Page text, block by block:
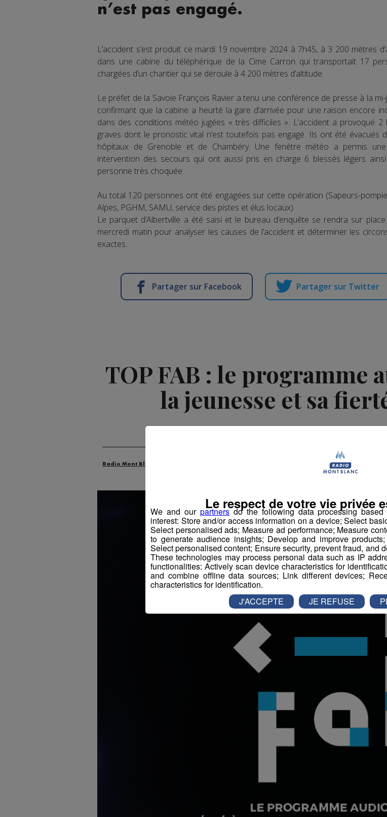
n’est pas engagé.
L’accident s’est produit ce mardi 19 novembre 2024 à 7h45, à 3 200 mètres
dans une cabine du téléphérique de la Cime Carron qui transportait 17
chargées d’un chantier qui se déroule à 4 200 mètres d’altitude.
Le préfet de la Savoie François Ravier a tenu une conférence de presse à la
confirmant que la cabine a heurté la gare d’arrivée pour une raison encore
dans des conditions météo jugées « très difficiles ». L’accident a provoqué 2
graves dont le pronostic vital n’est toutefois pas engagé. Ils ont été évacués
hôpitaux de Grenoble et de Chambéry. Une fenêtre météo a permis
intervention des secours qui ont aussi pris en charge 6 blessés légers ainsi
personne très choquée.
Au total 120 personnes ont été engagées sur cette opération (Sapeurs-
Alpes, PGHM, SAMU, service des pistes et élus locaux).
Le parquet d’Albertville a été saisi et le bureau d’enquête se rendra sur
mercredi matin pour analyser les causes de l’accident et déterminer les
exactes.
Partager sur Facebook Partager sur Twitter
TOP FAB : le programme
la jeunesse et sa
Radio Mont Blanc
We and our partnersdo the following data processing
interest: Store and/or access information on a device; Select
Select personalised ads; Measure ad performance; Measure
to generate audience insights; Develop and improve
Select personalised content; Ensure security, prevent fraud, and
These technologies may process personal data such as IP
functionalities: Actively scan device characteristics for
and combine offline data sources; Link different devices;
characteristics for identification.
Le respect de votre vie privée
J'ACCEPTE JE REFUSE